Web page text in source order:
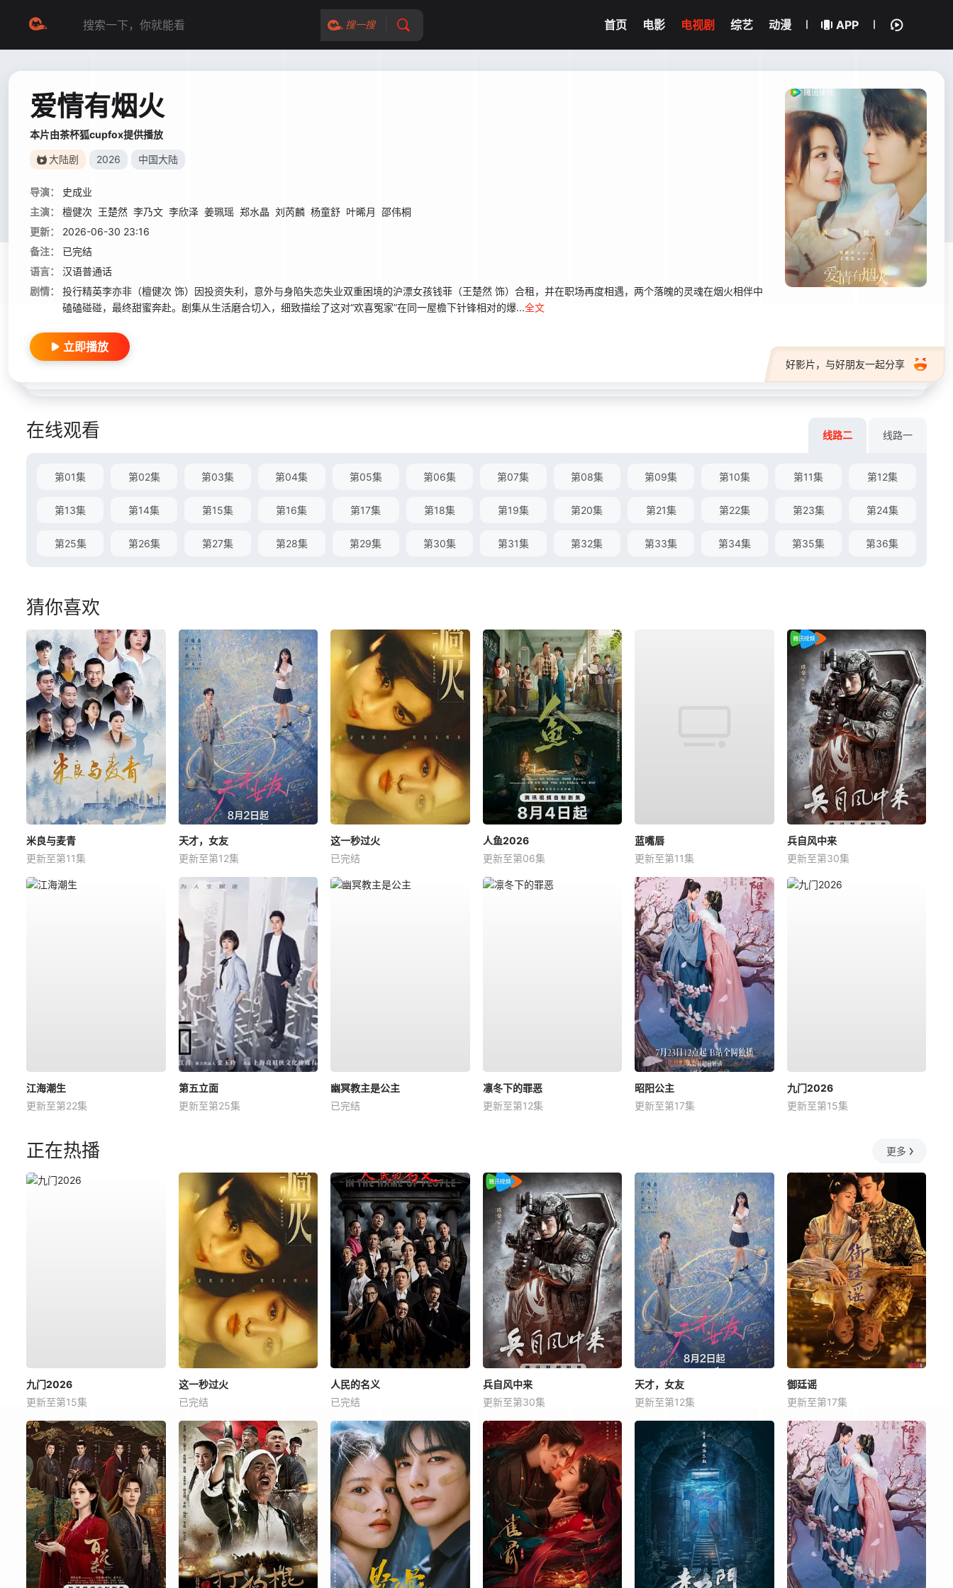
搜一搜 首页 电影 电视剧 综艺 动漫 APP
爱情有烟火
本片由茶杯狐cupfox提供播放
大陆剧 2026 中国大陆
导演：
史成业
主演：
檀健次 王楚然 李乃文 李欣泽 姜珮瑶 郑水晶 刘芮麟 杨童舒 叶晞月 邵伟桐
更新：
2026-06-30 23:16
备注：
已完结
语言：
汉语普通话
剧情：
投行精英李亦非（檀健次 饰）因投资失利，意外与身陷失恋失业双重困境的沪漂女孩钱菲（王楚然 饰）合租，并在职场再度相遇，两个落魄的灵魂在烟火相伴中
磕磕碰碰，最终甜蜜奔赴。剧集从生活磨合切入，细致描绘了这对“欢喜冤家”在同一屋檐下针锋相对的爆...全文
好影片，与好朋友一起分享
立即播放
在线观看 线路二 线路一
第01集 第02集 第03集 第04集 第05集 第06集 第07集 第08集 第09集 第10集 第11集 第12集
第13集 第14集 第15集 第16集 第17集 第18集 第19集 第20集 第21集 第22集 第23集 第24集
第25集 第26集 第27集 第28集 第29集 第30集 第31集 第32集 第33集 第34集 第35集 第36集
猜你喜欢
米良与麦青
更新至第11集
天才，女友
更新至第12集
这一秒过火
已完结
人鱼2026
更新至第06集
蓝嘴唇
更新至第11集
兵自风中来
更新至第30集
江海潮生
更新至第22集
第五立面
更新至第25集
幽冥教主是公主
已完结
凛冬下的罪恶
更新至第12集
昭阳公主
更新至第17集
九门2026
更新至第15集
正在热播 更多
九门2026
更新至第15集
这一秒过火
已完结
人民的名义
已完结
兵自风中来
更新至第30集
天才，女友
更新至第12集
御廷谣
更新至第17集